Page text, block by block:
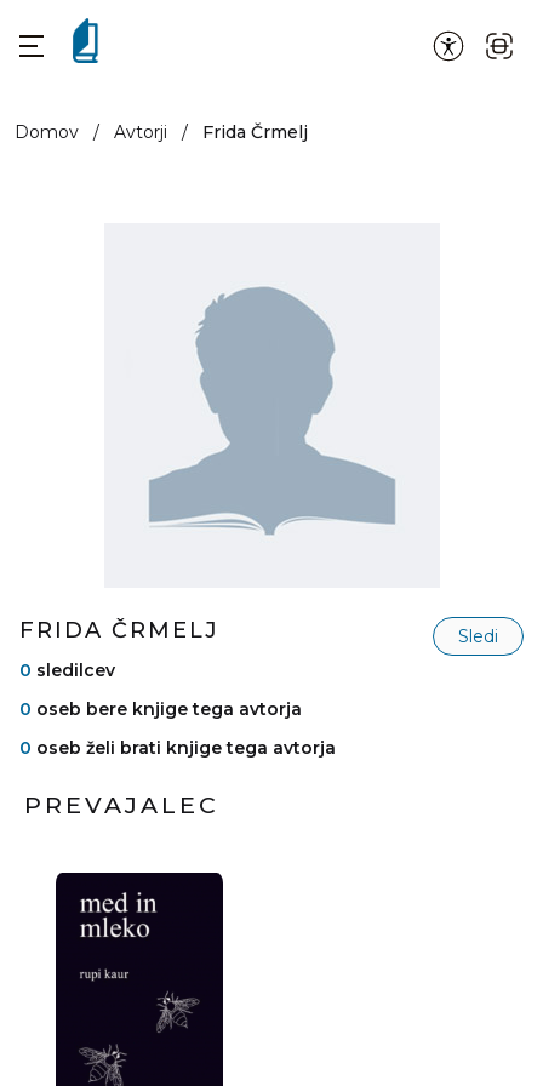
Domov / Avtorji / Frida Črmelj
FRIDA ČRMELJ
Sledi
0 sledilcev
0 oseb bere knjige tega avtorja
0 oseb želi brati knjige tega avtorja
PREVAJALEC